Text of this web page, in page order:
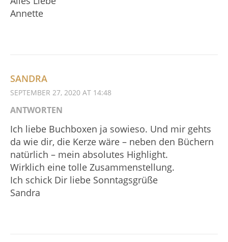
Annette
SANDRA
SEPTEMBER 27, 2020 AT 14:48
ANTWORTEN
Ich liebe Buchboxen ja sowieso. Und mir gehts
da wie dir, die Kerze wäre – neben den Büchern
natürlich – mein absolutes Highlight.
Wirklich eine tolle Zusammenstellung.
Ich schick Dir liebe Sonntagsgrüße
Sandra